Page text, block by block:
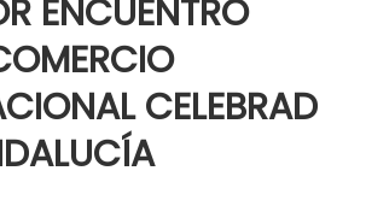
ENCUENTRO
CELEBRAD